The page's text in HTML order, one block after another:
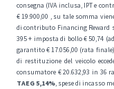
consegna (IVA inclusa, IPT e
€ 19.900,00 , su tale somma
di contributo Financing Reward
395 + imposta di bollo € 50,74
garantito € 17.056,00 (rata
di restituzione del veicolo
consumatore € 20.632,93 in 36
TAEG 5,14%, spese di incasso